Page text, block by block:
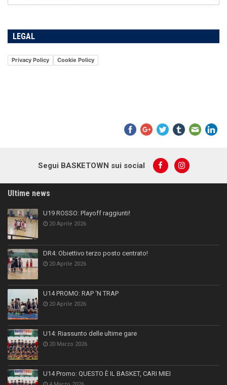
LEGAL
Privacy Policy Cookie Policy
Segui BASKETOWN sui social
Ultime news
U19 ROSSO: Playoff raggiunti!
20 Aprile 2026
DR4: Obiettivo terzo posto centrato!
20 Aprile 2026
U14 PROMO: RAP ‘N TRAP
20 Aprile 2026
U14: Riassunto delle ultime gare
20 Marzo 2026
U14 Promo: QUESTO È IL BASKET, CARI MIEI